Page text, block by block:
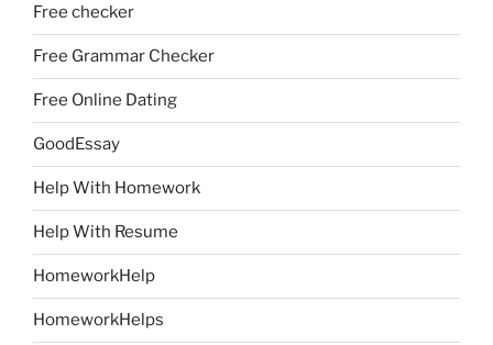
Free checker
Free Grammar Checker
Free Online Dating
GoodEssay
Help With Homework
Help With Resume
HomeworkHelp
HomeworkHelps